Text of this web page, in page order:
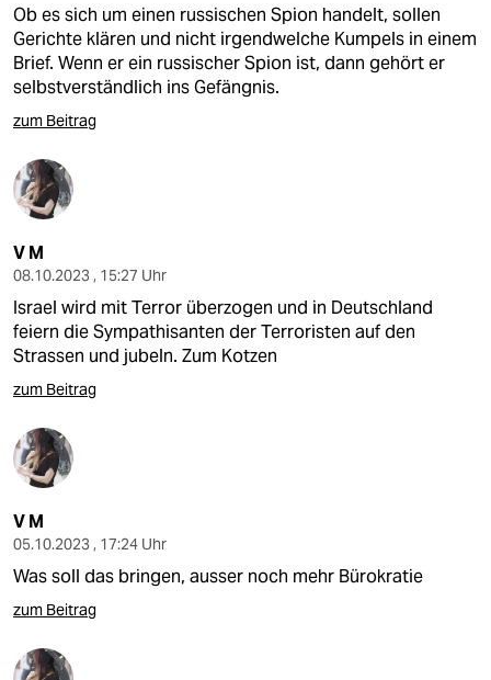
Ob es sich um einen russischen Spion handelt, sollen
Gerichte klären und nicht irgendwelche Kumpels in einem
Brief. Wenn er ein russischer Spion ist, dann gehört er
selbstverständlich ins Gefängnis.
zum Beitrag
V M
08.10.2023 , 15:27 Uhr
Israel wird mit Terror überzogen und in Deutschland
feiern die Sympathisanten der Terroristen auf den
Strassen und jubeln. Zum Kotzen
zum Beitrag
V M
05.10.2023 , 17:24 Uhr
Was soll das bringen, ausser noch mehr Bürokratie
zum Beitrag